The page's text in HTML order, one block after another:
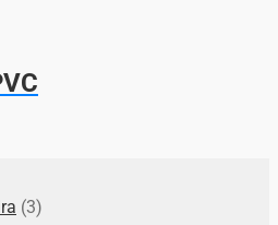
(3)